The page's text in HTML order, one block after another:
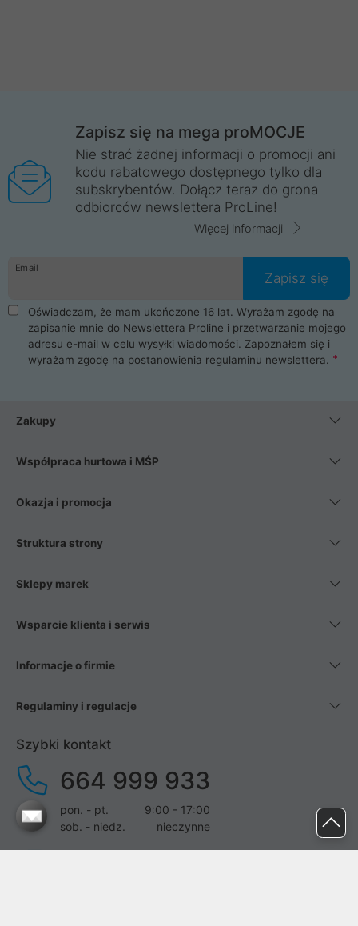
Zapisz się na mega proMOCJE
Nie strać żadnej informacji o promocji ani
kodu rabatowego dostępnego tylko dla
subskrybentów. Dołącz teraz do grona
odbiorców newslettera ProLine!
Więcej informacji
Email
Zapisz się
Oświadczam, że mam ukończone 16 lat. Wyrażam zgodę na
zapisanie mnie do Newslettera Proline i przetwarzanie mojego
adresu e-mail w celu wysyłki wiadomości. Zapoznałem się i
wyrażam zgodę na postanowienia regulaminu newslettera.
Zakupy
Współpraca hurtowa i MŚP
Okazja i promocja
Struktura strony
Sklepy marek
Wsparcie klienta i serwis
Informacje o firmie
Regulaminy i regulacje
Szybki kontakt
664 999 933
pon. - pt.
9:00 - 17:00
sob. - niedz.
nieczynne